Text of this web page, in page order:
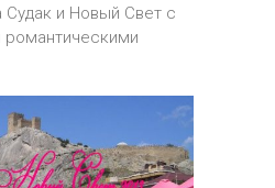
и Новый Свет с